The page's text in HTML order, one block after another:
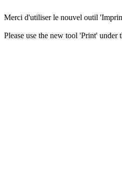
Merci d'utiliser le nouvel outil
Please use the new tool 'Print' under